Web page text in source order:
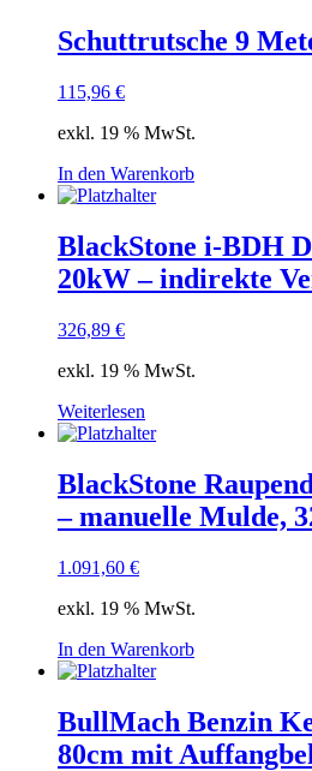
Schuttrutsche 9
115,96 €
exkl. 19 % MwSt.
In den Warenkorb
BlackStone i-BDH
20kW – indirekte
326,89 €
exkl. 19 % MwSt.
Weiterlesen
BlackStone
– manuelle Mulde,
1.091,60 €
exkl. 19 % MwSt.
In den Warenkorb
BullMach Benzin
80cm mit